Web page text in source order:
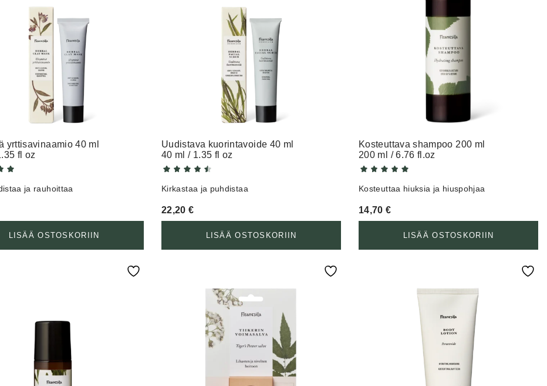
yrttisavinaamio 40 ml
fl oz
ja rauhoittaa
LISÄÄ OSTOSKORIIN
Uudistava kuorintavoide 40 ml
40 ml / 1.35 fl oz
Kirkastaa ja puhdistaa
22,20€
LISÄÄ OSTOSKORIIN
Kosteuttava shampoo 200 ml
200 ml / 6.76 fl.oz
Kosteuttaa hiuksia ja hiuspohjaa
14,70€
LISÄÄ OSTOSKORIIN